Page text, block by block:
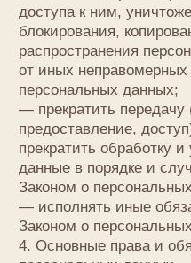
с целями сбора персональных
5.3. Не допускается объединение
содержащих персональные
которых осуществляется в
между собой.
5.4. Обработке подлежат только
данные, которые отвечают целям
5.5. Содержание и объем
персональных данных
целям обработки. Не допускается
обрабатываемых персональных
по отношению к заявленным целям
5.6. При обработке персональных
обеспечивается точность
их достаточность, а в
и актуальность по отношению к
персональных данных. Оператор
необходимые меры и/или
их принятие по удалению или